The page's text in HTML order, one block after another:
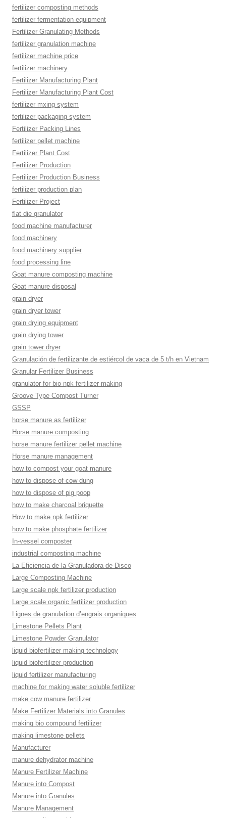
fertilizer composting methods
fertilizer fermentation equipment
Fertilizer Granulating Methods
fertilizer granulation machine
fertilizer machine price
fertilizer machinery
Fertilizer Manufacturing Plant
Fertilizer Manufacturing Plant Cost
fertilizer mxing system
fertilizer packaging system
Fertilizer Packing Lines
fertilizer pellet machine
Fertilizer Plant Cost
Fertilizer Production
Fertilizer Production Business
fertilizer production plan
Fertilizer Project
flat die granulator
food machine manufacturer
food machinery
food machinery supplier
food processing line
Goat manure composting machine
Goat manure disposal
grain dryer
grain dryer tower
grain drying equipment
grain drying tower
grain tower dryer
Granulación de fertilizante de estiércol de vaca de 5 t/h en Vietnam
Granular Fertilizer Business
granulator for bio npk fertilizer making
Groove Type Compost Turner
GSSP
horse manure as fertilizer
Horse manure composting
horse manure fertilizer pellet machine
Horse manure management
how to compost your goat manure
how to dispose of cow dung
how to dispose of pig poop
how to make charcoal briquette
How to make npk fertilizer
how to make phosphate fertilizer
In-vessel composter
industrial composting machine
La Eficiencia de la Granuladora de Disco
Large Composting Machine
Large scale npk fertilizer production
Large scale organic fertilizer production
Lignes de granulation d’engrais organiques
Limestone Pellets Plant
Limestone Powder Granulator
liquid biofertilizer making technology
liquid biofertilizer production
liquid fertilizer manufacturing
machine for making water soluble fertilizer
make cow manure fertilizer
Make Fertilizer Materials into Granules
making bio compound fertilizer
making limestone pellets
Manufacturer
manure dehydrator machine
Manure Fertilizer Machine
Manure into Compost
Manure into Granules
Manure Management